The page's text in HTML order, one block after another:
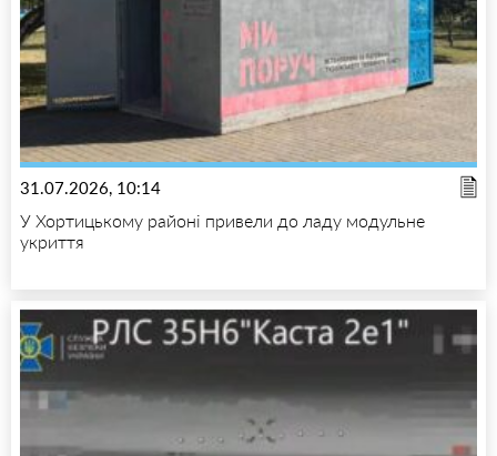
31.07.2026, 10:14
У Хортицькому районі привели до ладу модульне
укриття